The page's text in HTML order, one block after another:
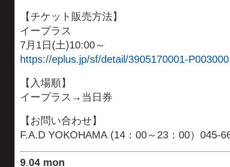
【チケット販売方法】
イープラス
7月1日(土)10:00～
https://eplus.jp/sf/detail/3905170001-
【入場順】
イープラス→当日券
【お問い合わせ】
F.A.D YOKOHAMA (14：00～23：00）045-
9.04 mon